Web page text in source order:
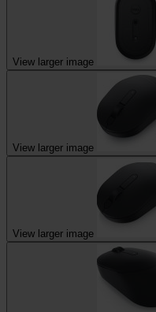
View larger image
View larger image
View larger image